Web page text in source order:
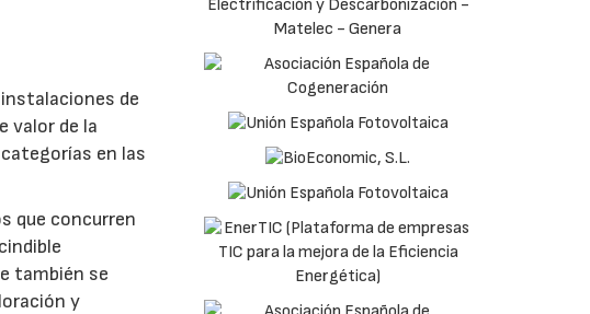
de
valor de la
en las
que concurren
también se
y